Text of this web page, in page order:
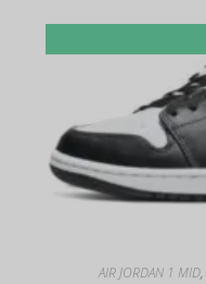
AIR JORDAN 1 MID,